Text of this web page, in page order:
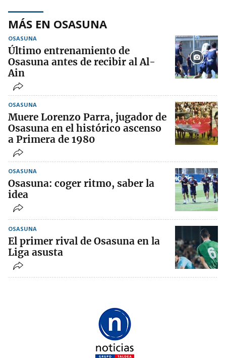
MÁS EN OSASUNA
OSASUNA
Último entrenamiento de
Osasuna antes de recibir al Al-
Ain
OSASUNA
Muere Lorenzo Parra, jugador de
Osasuna en el histórico ascenso
a Primera de 1980
OSASUNA
Osasuna: coger ritmo, saber la
idea
OSASUNA
El primer rival de Osasuna en la
Liga asusta